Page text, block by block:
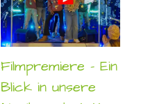
Filmpremiere – Ein
Blick in unsere